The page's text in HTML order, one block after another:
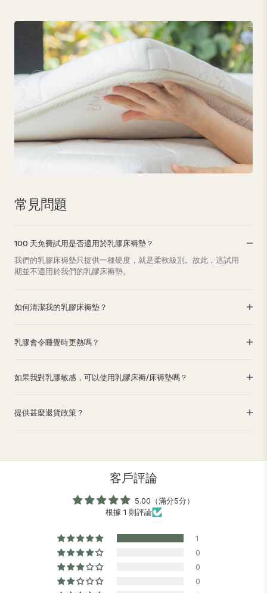
常見問題
100 天免費試用是否適用於乳膠床褥墊？
我們的乳膠床褥墊只提供一種硬度，就是柔軟級別。故此，這試用
期並不適用於我們的乳膠床褥墊。
如何清潔我的乳膠床褥墊？
乳膠會令睡覺時更熱嗎？
如果我對乳膠敏感，可以使用乳膠床褥/床褥墊嗎？
提供甚麼退貨政策？
客戶評論
5.00（滿分5分）
根據 1 則評論
1
0
0
0